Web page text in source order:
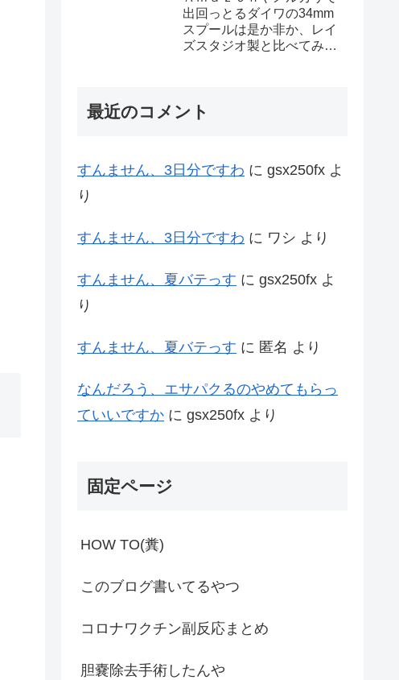
出回っとるダイワの34mm
スプールは是か非か、レイ
ズスタジオ製と比べてみた
最近のコメント
すんません、3日分ですわ に gsx250fx よ
り
すんません、3日分ですわ に ワシ より
すんません、夏バテっす に gsx250fx よ
り
すんません、夏バテっす に 匿名 より
なんだろう、エサパクるのやめてもらっ
ていいですか に gsx250fx より
固定ページ
HOW TO(糞)
このブログ書いてるやつ
コロナワクチン副反応まとめ
胆嚢除去手術したんや